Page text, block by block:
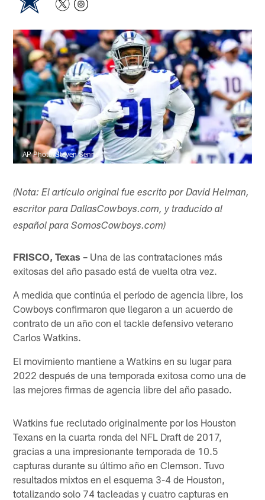
AP Photo/Steven Senne
(Nota: El artículo original fue escrito por David Helman,
escritor para DallasCowboys.com, y traducido al
español para SomosCowboys.com)
FRISCO, Texas – Una de las contrataciones más
exitosas del año pasado está de vuelta otra vez.
A medida que continúa el período de agencia libre, los
Cowboys confirmaron que llegaron a un acuerdo de
contrato de un año con el tackle defensivo veterano
Carlos Watkins.
El movimiento mantiene a Watkins en su lugar para
2022 después de una temporada exitosa como una de
las mejores firmas de agencia libre del año pasado.
Watkins fue reclutado originalmente por los Houston
Texans en la cuarta ronda del NFL Draft de 2017,
gracias a una impresionante temporada de 10.5
capturas durante su último año en Clemson. Tuvo
resultados mixtos en el esquema 3-4 de Houston,
totalizando solo 74 tacleadas y cuatro capturas en